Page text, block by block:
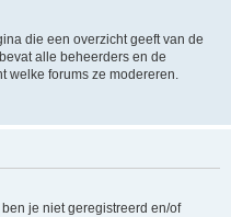
die een overzicht geeft van de
alle beheerders en de
welke forums ze modereren.
je niet geregistreerd en/of